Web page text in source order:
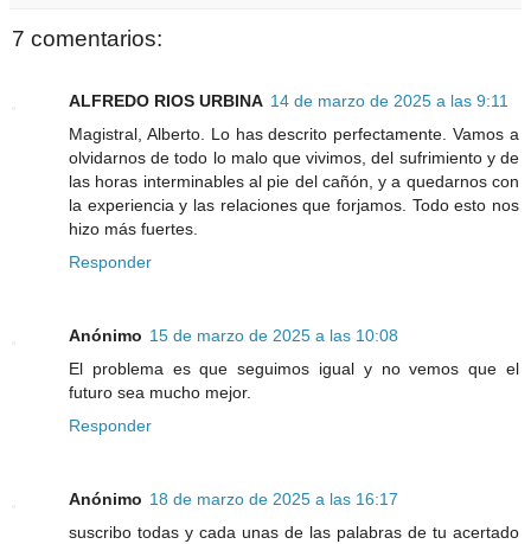
7 comentarios:
ALFREDO RIOS URBINA 14 de marzo de 2025 a las 9:11
Magistral, Alberto. Lo has descrito perfectamente. Vamos a
olvidarnos de todo lo malo que vivimos, del sufrimiento y de
las horas interminables al pie del cañón, y a quedarnos con
la experiencia y las relaciones que forjamos. Todo esto nos
hizo más fuertes.
Responder
Anónimo 15 de marzo de 2025 a las 10:08
El problema es que seguimos igual y no vemos que el
futuro sea mucho mejor.
Responder
Anónimo 18 de marzo de 2025 a las 16:17
suscribo todas y cada unas de las palabras de tu acertado